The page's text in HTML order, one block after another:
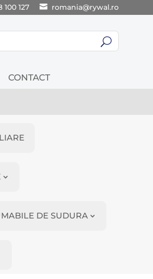
100 127 romania@rywal.ro
U
CONTACT
DE SUDURA